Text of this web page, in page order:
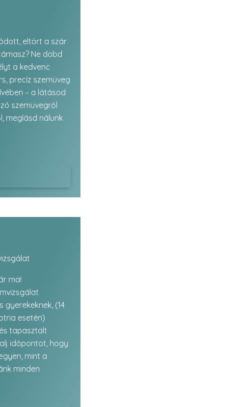
eltört a szár
Ne dobd
a kedvenc
precíz szemüveg
– a látásod
szemüvegről
meglásd nálunk
ma!
gyerekeknek, (14
esetén)
tapasztalt
időpontot, hogy
mint a
minden